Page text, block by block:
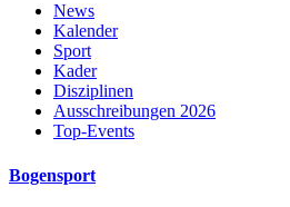
News
Kalender
Sport
Kader
Disziplinen
Ausschreibungen 2026
Top-Events
Bogensport